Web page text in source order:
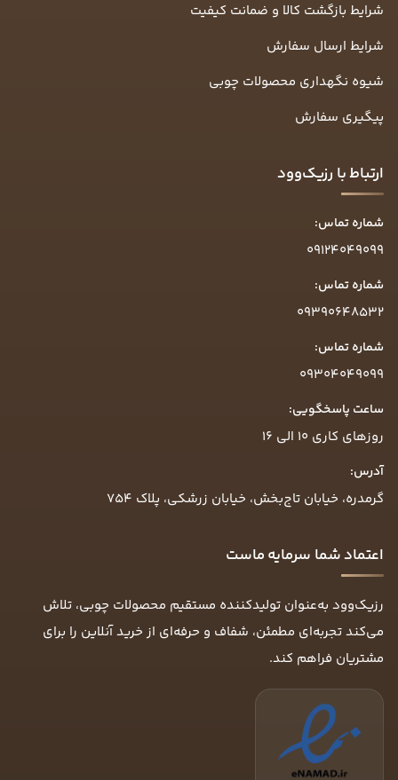
شرایط بازگشت کالا و ضمانت کیفیت
شرایط ارسال سفارش
شیوه نگهداری محصولات چوبی
پیگیری سفارش
ارتباط با رزیک‌وود
شماره تماس:
09124049099
شماره تماس:
09390648532
شماره تماس:
09304049099
ساعت پاسخگویی:
روزهای کاری ۱۰ الی ۱۶
آدرس:
گرمدره، خیابان تاج‌بخش، خیابان زرشکی، پلاک ۷۵۴
اعتماد شما سرمایه ماست
رزیک‌وود به‌عنوان تولیدکننده مستقیم محصولات چوبی، تلاش
می‌کند تجربه‌ای مطمئن، شفاف و حرفه‌ای از خرید آنلاین را برای
مشتریان فراهم کند.